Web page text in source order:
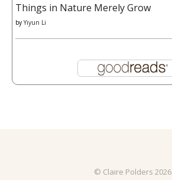
Things in Nature Merely Grow
by Yiyun Li
© Claire Polders 2026